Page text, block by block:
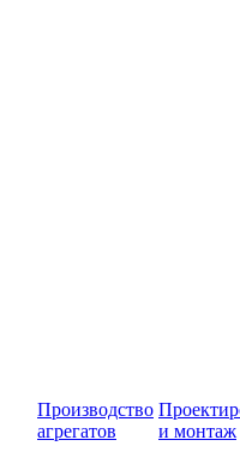
Производство
агрегатов
и монтаж